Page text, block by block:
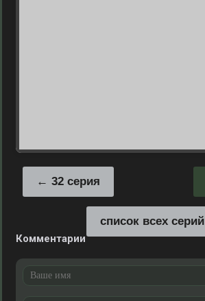
32 серия
список всех серий
Комментарии